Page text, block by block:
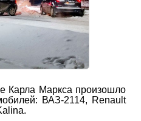
Карла Маркса произошло
ВАЗ-2114, Renault